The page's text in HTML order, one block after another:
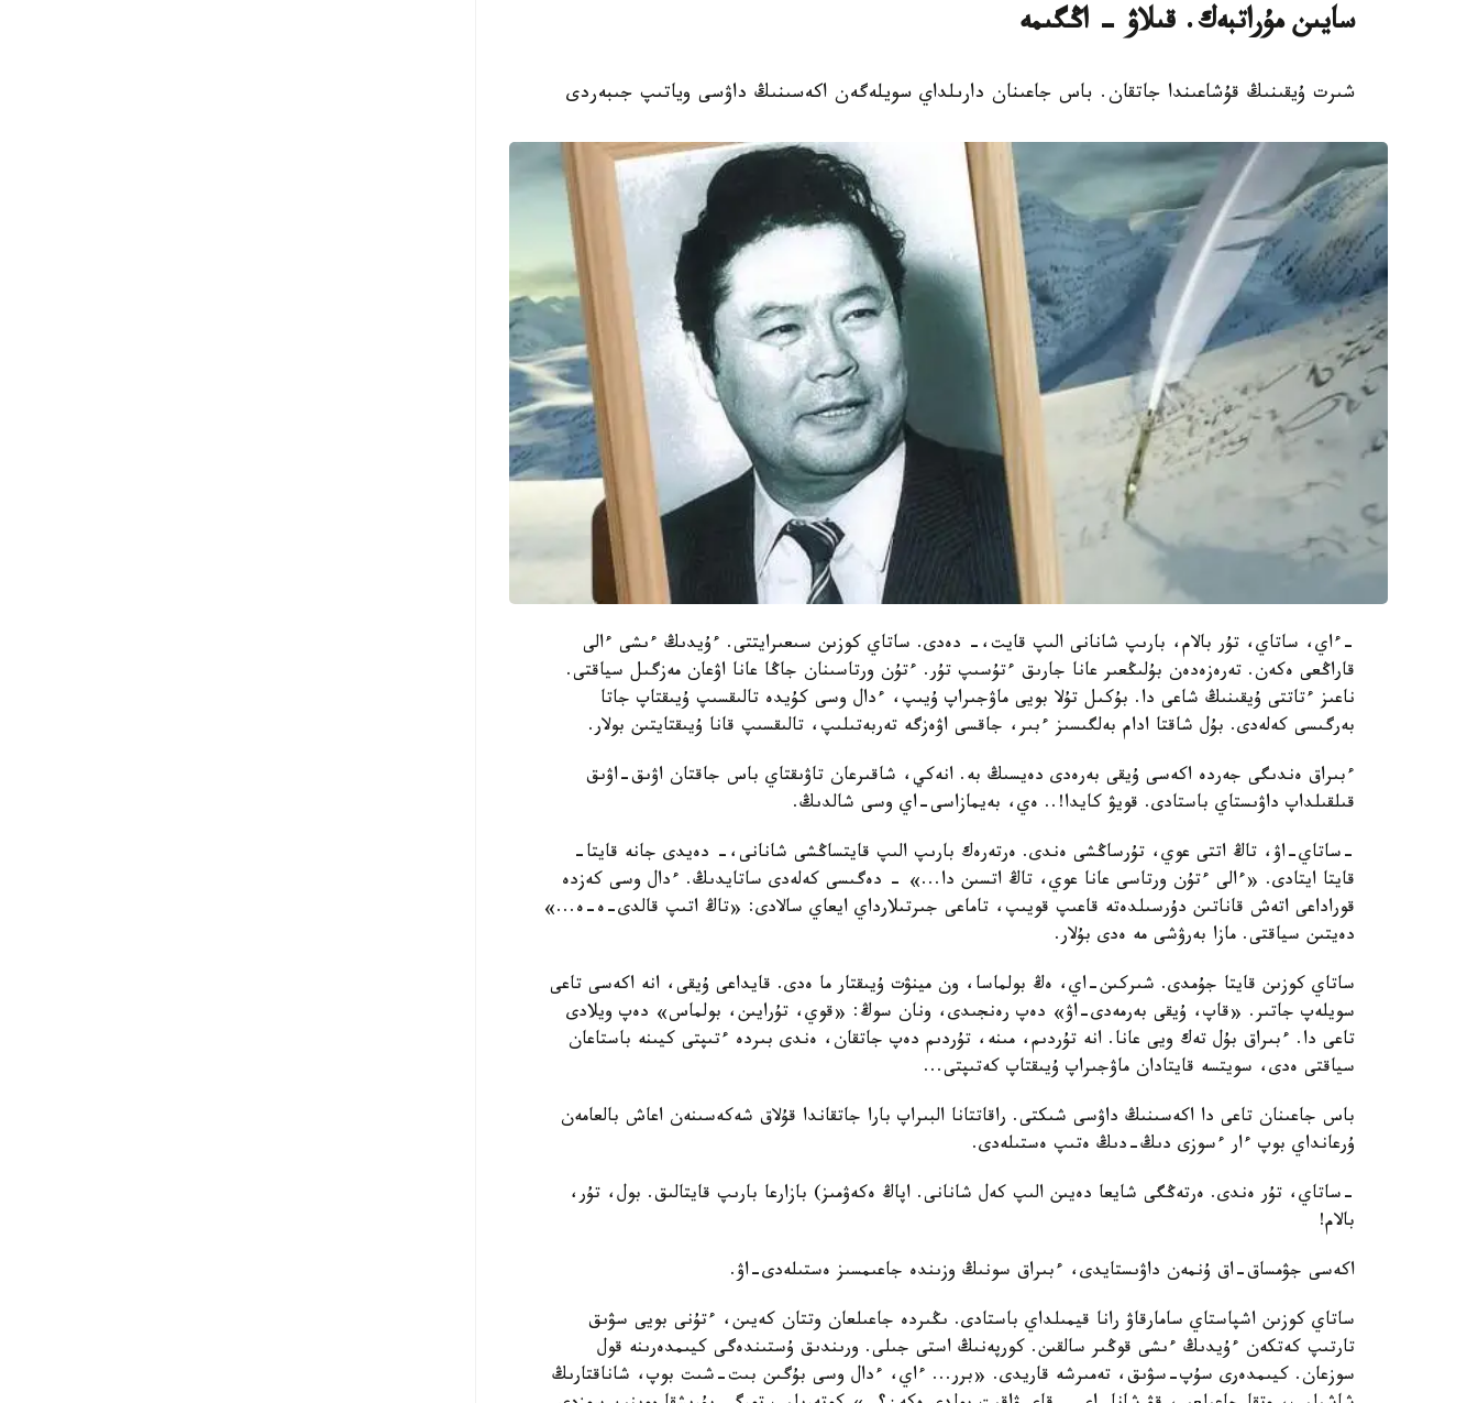
سايىن مۇراتبەك. قىلاۋ - اڭگىمە
شىرت ۇيقىنىڭ قۇشاعىندا جاتقان. باس جاعىنان دارىلداي سويلەگەن اكەسىنىڭ داۋسى وياتىپ جىبەردى
-ءاي، ساتاي، تۇر بالام، بارىپ شانانى الىپ قايت،- دەدى. ساتاي كوزىن سىعىرايتتى. ءۇيدىڭ ءىشى ءالى
قاراڭعى ەكەن. تەرەزەدەن بۇلىڭعىر عانا جارىق ءتۇسىپ تۇر. ءتۇن ورتاسىنان جاڭا عانا اۋعان مەزگىل سياقتى.
ناعىز ءتاتتى ۇيقىنىڭ شاعى دا. بۇكىل تۇلا بويى ماۋجىراپ ۇيىپ، ءدال وسى كۇيدە تالىقسىپ ۇيىقتاپ جاتا
بەرگىسى كەلەدى. بۇل شاقتا ادام بەلگىسىز ءبىر، جاقسى اۋەزگە تەربەتىلىپ، تالىقسىپ قانا ۇيىقتايتىن بولار.
ءبىراق ەندىگى جەردە اكەسى ۇيقى بەرەدى دەيسىڭ بە. انەكي، شاقىرعان تاۋىقتاي باس جاقتان اۋىق-اۋىق
قىلقىلداپ داۋىستاي باستادى. قويۋ كايدا!.. ەي، بەيمازاسى-اي وسى شالدىڭ.
-ساتاي-اۋ، تاڭ اتتى عوي، تۇرساڭشى ەندى. ەرتەرەك بارىپ الىپ قايتساڭشى شانانى،- دەيدى جانە قايتا-
قايتا ايتادى. «ءالى ءتۇن ورتاسى عانا عوي، تاڭ اتسىن دا...» - دەگىسى كەلەدى ساتايدىڭ. ءدال وسى كەزدە
قوراداعى اتەش قاناتىن دۇرسىلدەتە قاعىپ قويىپ، تاماعى جىرتىلارداي ايعاي سالادى: «تاڭ اتىپ قالدى-ە-ە...»
دەيتىن سياقتى. مازا بەرۋشى مە ەدى بۇلار.
ساتاي كوزىن قايتا جۇمدى. شىركىن-اي، ەڭ بولماسا، ون مينۋت ۇيىقتار ما ەدى. قايداعى ۇيقى، انە اكەسى تاعى
سويلەپ جاتىر. «قاپ، ۇيقى بەرمەدى-اۋ» دەپ رەنجىدى، ونان سوڭ: «قوي، تۇرايىن، بولماس» دەپ ويلادى
تاعى دا. ءبىراق بۇل تەك ويى عانا. انە تۇردىم، مىنە، تۇردىم دەپ جاتقان، ەندى بىردە ءتىپتى كيىنە باستاعان
سياقتى ەدى، سويتسە قايتادان ماۋجىراپ ۇيىقتاپ كەتىپتى...
باس جاعىنان تاعى دا اكەسىنىڭ داۋسى شىكتى. راقاتتانا البىراپ بارا جاتقاندا قۇلاق شەكەسىنەن اعاش بالعامەن
ۇرعانداي بوپ ءار ءسوزى دىڭ-دىڭ ەتىپ ەستىلەدى.
-ساتاي، تۇر ەندى. ەرتەڭگى شايعا دەيىن الىپ كەل شانانى. اپاڭ ەكەۋمىز) بازارعا بارىپ قايتالىق. بول، تۇر،
بالام!
اكەسى جۋمساق-اق ۇنمەن داۋىستايدى، ءبىراق سونىڭ وزىندە جاعىمسىز ەستىلەدى-اۋ.
ساتاي كوزىن اشپاستاي سامارقاۋ رانا قيمىلداي باستادى. ىڭىردە جاعىلعان وتتان كەيىن، ءتۇنى بويى سۋىق
تارتىپ كەتكەن ءۇيدىڭ ءىشى قوڭىر سالقىن. كورپەنىڭ استى جىلى. ورىندىق ۇستىندەگى كيىمدەرىنە قول
سوزعان. كيىمدەرى سۇپ-سۋىق، تەمىرشە قاريدى. «برر... ءاي، ءدال وسى بۇگىن بىت-شىت بوپ، شاناقتارىڭ